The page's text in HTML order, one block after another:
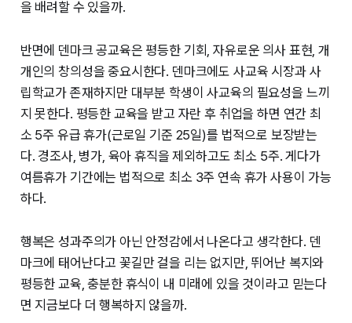
을 배려할 수 있을까.
반면에 덴마크 공교육은 평등한 기회, 자유로운 의사 표현, 개
개인의 창의성을 중요시한다. 덴마크에도 사교육 시장과 사
립학교가 존재하지만 대부분 학생이 사교육의 필요성을 느끼
지 못한다. 평등한 교육을 받고 자란 후 취업을 하면 연간 최
소 5주 유급 휴가(근로일 기준 25일)를 법적으로 보장받는
다. 경조사, 병가, 육아 휴직을 제외하고도 최소 5주. 게다가
여름휴가 기간에는 법적으로 최소 3주 연속 휴가 사용이 가능
하다.
행복은 성과주의가 아닌 안정감에서 나온다고 생각한다. 덴
마크에 태어난다고 꽃길만 걸을 리는 없지만, 뛰어난 복지와
평등한 교육, 충분한 휴식이 내 미래에 있을 것이라고 믿는다
면 지금보다 더 행복하지 않을까.